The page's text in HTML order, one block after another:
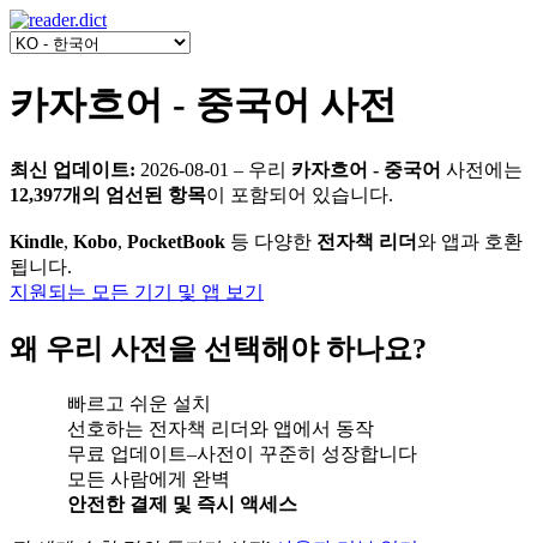
카자흐어 - 중국어 사전
최신 업데이트: 2026-08-01 ‒ 우리 카자흐어 - 중국어 사전에는
12,397개의 엄선된 항목이 포함되어 있습니다.
Kindle, Kobo, PocketBook 등 다양한 전자책 리더와 앱과 호환
됩니다.
지원되는 모든 기기 및 앱 보기
왜 우리 사전을 선택해야 하나요?
빠르고 쉬운 설치
선호하는 전자책 리더와 앱에서 동작
무료 업데이트‒사전이 꾸준히 성장합니다
모든 사람에게 완벽
안전한 결제 및 즉시 액세스